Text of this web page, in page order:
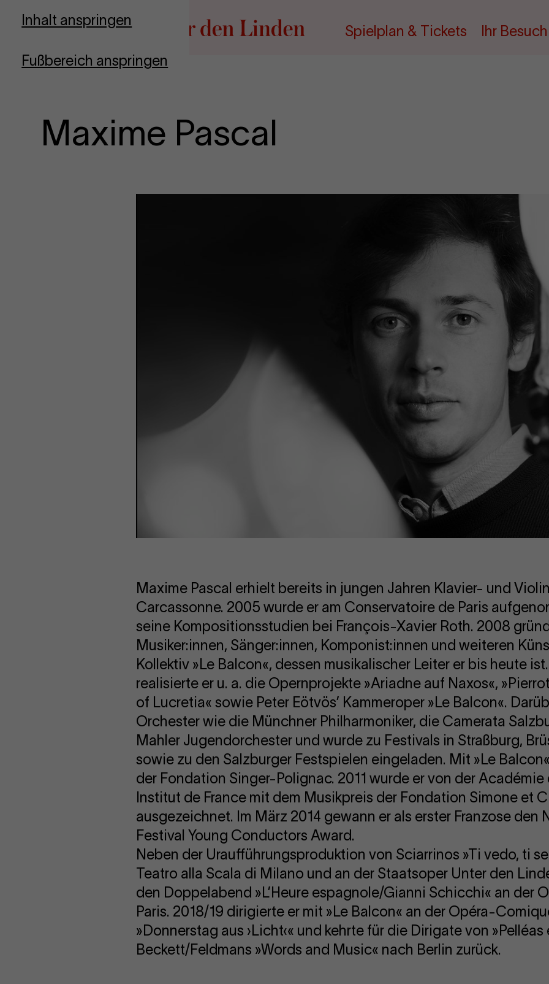
Inhalt anspringen
Fußbereich anspringen
Zur Startseite
Spielplan & Tickets Ihr Besuch
Maxime Pascal
Maxime Pascal erhielt bereits in jungen Jahren Klavier- und
Carcassonne. 2005 wurde er am Conservatoire de Paris
seine Kompositionsstudien bei François-Xavier Roth. 2008
Musiker:innen, Sänger:innen, Komponist:innen und weiteren
Kollektiv »Le Balcon«, dessen musikalischer Leiter er bis heute
realisierte er u. a. die Opernprojekte »Ariadne auf Naxos«,
of Lucretia« sowie Peter Eötvös’ Kammeroper »Le Balcon«.
Orchester wie die Münchner Philharmoniker, die Camerata
Mahler Jugendorchester und wurde zu Festivals in Straßburg,
sowie zu den Salzburger Festspielen eingeladen. Mit »Le
der Fondation Singer-Polignac. 2011 wurde er von der
Institut de France mit dem Musikpreis der Fondation Simone et
ausgezeichnet. Im März 2014 gewann er als erster Franzose den
Festival Young Conductors Award.
Neben der Uraufführungsproduktion von Sciarrinos »Ti vedo, ti
Teatro alla Scala di Milano und an der Staatsoper Unter den
den Doppelabend »L’Heure espagnole/Gianni Schicchi« an der
Paris. 2018/19 dirigierte er mit »Le Balcon« an der Opéra-
»Donnerstag aus ›Licht‹« und kehrte für die Dirigate von
Beckett/Feldmans »Words and Music« nach Berlin zurück.